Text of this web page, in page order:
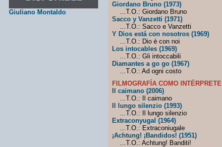
Giuliano Montaldo
Giordano Bruno (1973)
...T.O.: Giordano Bruno
Sacco y Vanzetti (1971)
...T.O.: Sacco e Vanzetti
Y Dios está con nosotros (1969)
...T.O.: Dio è con noi
Los intocables (1969)
...T.O.: Gli intoccabili
Diamantes a go go (1967)
...T.O.: Ad ogni costo
FILMOGRAFÍA COMO
Il caimano (2006)
...T.O.: Il caimano
Il lungo silenzio (1993)
...T.O.: Il lungo silenzio
Extraconyugal (1964)
...T.O.: Extraconiugale
¡Achtung! ¡Bandidos! (1951)
...T.O.: Achtung! Banditi!